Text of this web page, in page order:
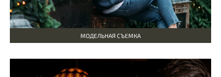
МОДЕЛЬНАЯ СЪЕМКА